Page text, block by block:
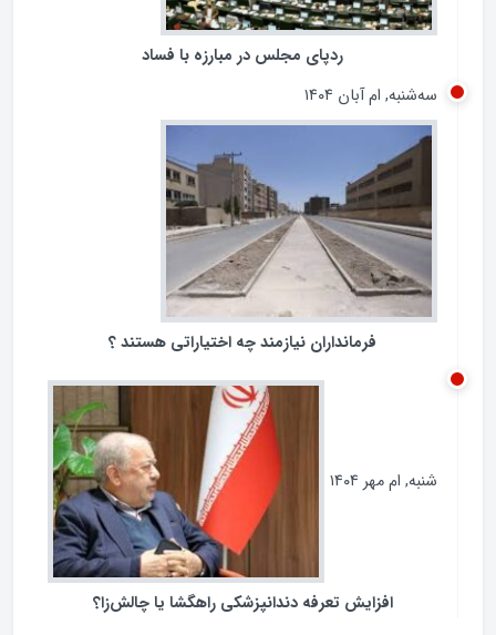
ردپای مجلس در مبارزه با فساد
سه‌شنبه, ام آبان ۱۴۰۴
فرمانداران نیازمند چه اختیاراتی هستند ؟